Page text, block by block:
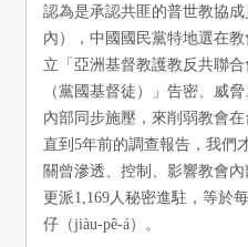
認為是承認共匪的普世教協
內），中國國民黨特地選在
立「亞洲基督教護教反共聯
（黨國基督徒）」告密、威
內部同步施壓，來削弱教會
直到5年前的調查報告，我們
關曾滲透、控制、影響教會
更派1,169人秘密進駐，等於
仔（jiàu-pê-á）。